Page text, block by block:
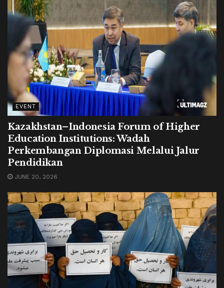
EVENT
Kazakhstan–Indonesia Forum of Higher
Education Institutions: Wadah
Perkembangan Diplomasi Melalui Jalur
Pendidikan
JUNE 20, 2026